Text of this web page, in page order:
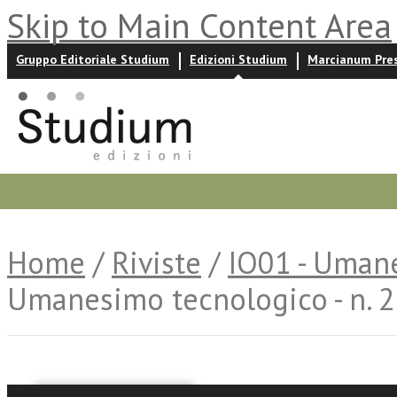
Skip to Main Content Area
Gruppo Editoriale Studium Edizioni Studium Marcianum
Home / Riviste / IO01 -
Umanesimo tecnologico - n.